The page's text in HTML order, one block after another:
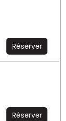
Réserver
Réserver